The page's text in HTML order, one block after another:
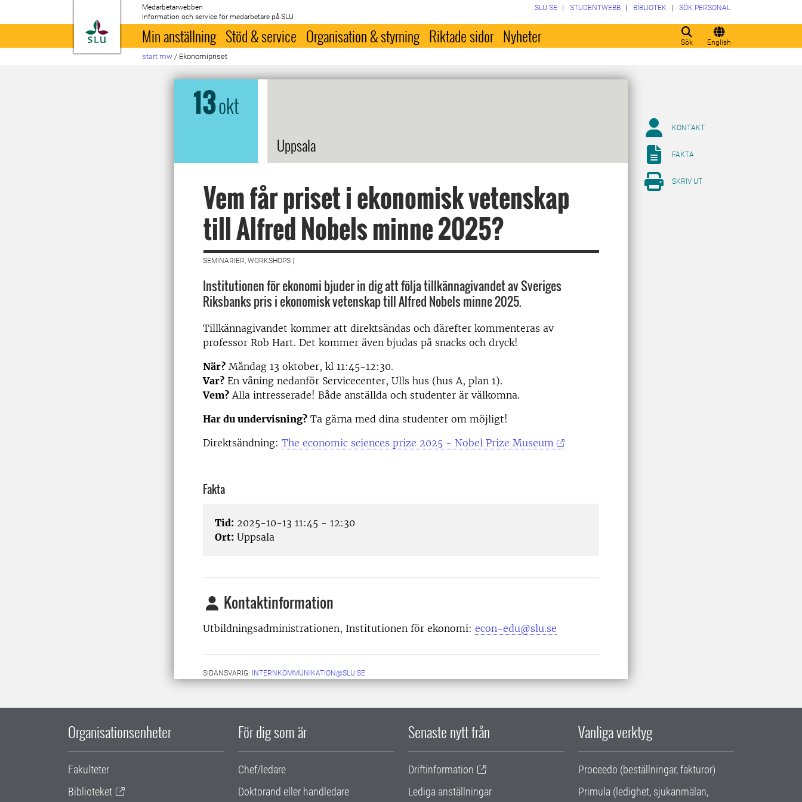
Till startsida
Medarbetarwebben
Information och service för medarbetare på SLU
Sök English
SLU.SE STUDENTWEBB BIBLIOTEK SÖK PERSONAL
Min anställning Stöd & service Organisation & styrning Riktade sidor Nyheter
start mw / Ekonomipriset
13okt
Uppsala
Vem får priset i ekonomisk vetenskap
till Alfred Nobels minne 2025?
SEMINARIER, WORKSHOPS |
Institutionen för ekonomi bjuder in dig att följa tillkännagivandet av Sveriges
Riksbanks pris i ekonomisk vetenskap till Alfred Nobels minne 2025.
Tillkännagivandet kommer att direktsändas och därefter kommenteras av
professor Rob Hart. Det kommer även bjudas på snacks och dryck!
När? Måndag 13 oktober, kl 11:45-12:30.
Var? En våning nedanför Servicecenter, Ulls hus (hus A, plan 1).
Vem? Alla intresserade! Både anställda och studenter är välkomna.
Har du undervisning? Ta gärna med dina studenter om möjligt!
Direktsändning: The economic sciences prize 2025 - Nobel Prize Museum
Fakta
Tid: 2025-10-13 11:45 - 12:30
Ort: Uppsala
Kontaktinformation
Utbildningsadministrationen, Institutionen för ekonomi: econ-edu@slu.se
SIDANSVARIG: INTERNKOMMUNIKATION@SLU.SE
KONTAKT
FAKTA
SKRIV UT
Organisationsenheter
Fakulteter
Biblioteket
För dig som är
Chef/ledare
Doktorand eller handledare
Senaste nytt från
Driftinformation
Lediga anställningar
Vanliga verktyg
Proceedo (beställningar, fakturor)
Primula (ledighet, sjukanmälan,